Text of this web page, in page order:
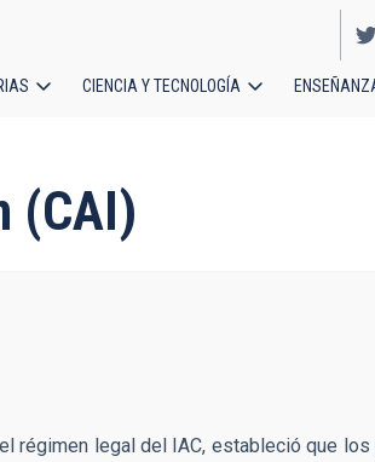
CIENCIA Y TECNOLOGÍA
(CAI)
régimen legal del IAC, estableció que